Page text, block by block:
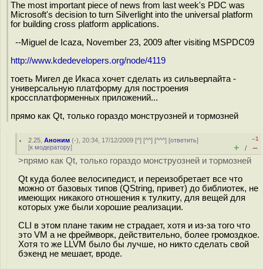
The most important piece of news from last week's PDC was
Microsoft's decision to turn Silverlight into the universal platform
for building cross platform applications.
--Miguel de Icaza, November 23, 2009 after visiting MSPDC09
http://www.kdedevelopers.org/node/4119
тоеть Мигел де Икаса хочет сделать из сильверлайта -
универсальную платформу для построения
кроссплатформенных приложений...
прямо как Qt, только гораздо монструозней и тормозней
2.25 ,Аноним (-), 20:34, 17/12/2009 [^] [^^] [^^^] [ответить]
[к модератору]
–1
+ / –
>прямо как Qt, только гораздо монструозней и тормозней
Qt куда более велосипедист, и переизобретает все что
можно от базовых типов (QString, привет) до библиотек, не
имеющих никакого отношения к тулкиту, для вещей для
которых уже были хорошие реализации.
CLI в этом плане таким не страдает, хотя и из-за того что
это VM а не фреймворк, действительно, более громоздкое.
Хотя то же LLVM было бы лучше, но никто сделать свой
бэкенд не мешает, вроде.